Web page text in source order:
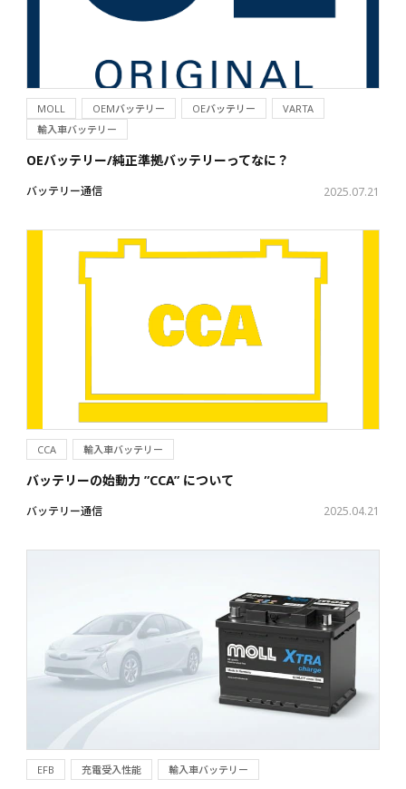
MOLL OEMバッテリー OEバッテリー
VARTA
輸入車バッテリー
OEバッテリー/純正準拠バッテリーってなに？
バッテリー通信 2025.07.21
CCA 輸入車バッテリー
バッテリーの始動力 ”CCA” について
バッテリー通信 2025.04.21
EFB 充電受入性能 輸入車バッテリー